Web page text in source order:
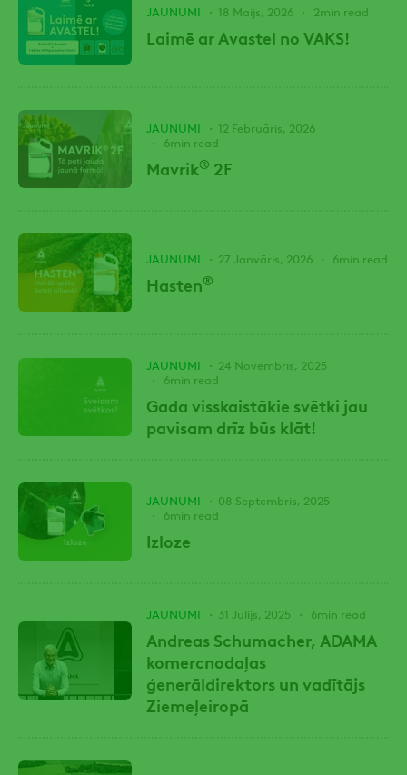
JAUNUMI 18 Maijs, 2026 2min read
Laimē ar Avastel no VAKS!
JAUNUMI
12 Februāris, 2026
6min read
Mavrik® 2F
JAUNUMI 27 Janvāris, 2026 6min read
Hasten®
JAUNUMI
24 Novembris, 2025
6min read
Gada visskaistākie svētki jau
pavisam drīz būs klāt!
JAUNUMI
08 Septembris, 2025
6min read
Izloze
JAUNUMI 31 Jūlijs, 2025 6min read
Andreas Schumacher, ADAMA
komercnodaļas
ģenerāldirektors un vadītājs
Ziemeļeiropā